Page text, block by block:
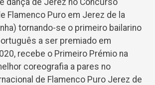
Flamenco Puro em Jerez de la
tornando-se o primeiro bailarino
a ser premiado em
recebe o Primeiro Prémio na
coreografia a pares no
de Flamenco Puro Jerez de